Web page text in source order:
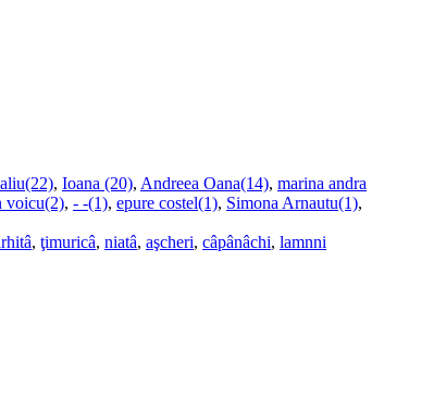
, Ioana (20), Andreea Oana(14), marina andra
voicu(2), - -(1), epure costel(1), Simona Arnautu(1),
, ţimuricâ, niatâ, aşcheri, câpânâchi, lamnni